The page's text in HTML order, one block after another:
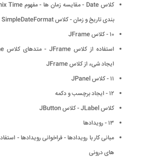
بندی تاریخ و زمان - کلاس SimpleDateFormat
۱۰ - کلاس JFrame
ایجاد شیء از کلاس JFrame
۱۱ - کلاس JPanel
۱۲ - ایجاد برچسب و دکمه
کلاس JLabel - کلاس JButton
۱۳ - رویدادها
مبانی کار با رویدادها - فراخوانی رویدادها -
های درونی